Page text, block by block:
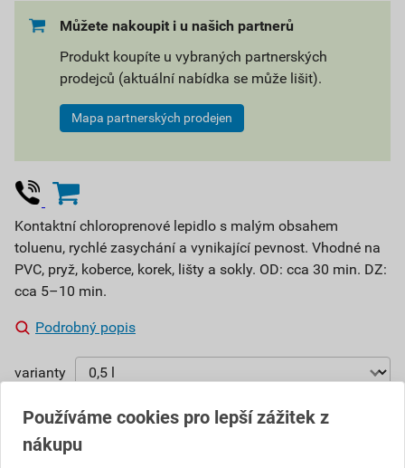
Můžete nakoupit i u našich partnerů
Produkt koupíte u vybraných partnerských
prodejců (aktuální nabídka se může lišit).
Mapa partnerských prodejen
Kontaktní chloroprenové lepidlo s malým obsahem
toluenu, rychlé zasychání a vynikající pevnost. Vhodné na
PVC, pryž, koberce, korek, lišty a sokly. OD: cca 30 min. DZ:
cca 5–10 min.
Podrobný popis
varianty
Vyberte si prodejnu
216,59 Kč
Používáme cookies pro lepší zážitek z
nákupu